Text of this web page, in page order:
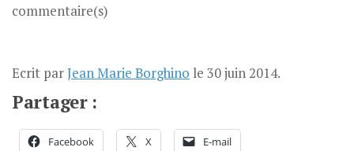
commentaire(s)
Ecrit parJean Marie Borghino le 30 juin 2014.
Partager :
Facebook X E-mail